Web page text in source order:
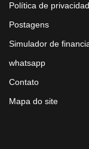
Política de
Postagens
Simulador de
whatsapp
Contato
Mapa do site